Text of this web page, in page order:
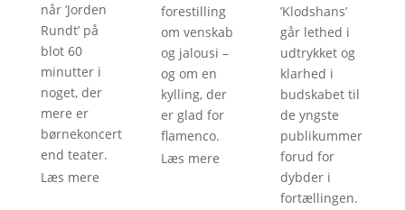
når ’Jorden
Rundt’ på
blot 60
minutter i
noget, der
mere er
børnekoncert
end teater.
Læs mere
forestilling
om venskab
og jalousi –
og om en
kylling, der
er glad for
flamenco.
Læs mere
’Klodshans’
går lethed i
udtrykket og
klarhed i
budskabet til
de yngste
publikummer
forud for
dybder i
fortællingen.